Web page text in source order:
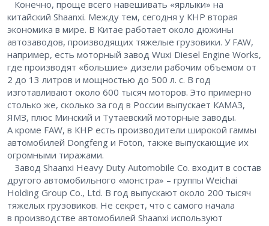
Конечно, проще всего навешивать «ярлыки» на
китайский Shaanxi. Между тем, сегодня у КНР вторая
экономика в мире. В Китае работает около дюжины
автозаводов, производящих тяжелые грузовики. У FAW,
например, есть моторный завод Wuxi Diesel Engine Works,
где производят «большие» дизели рабочим объемом от
2 до 13 литров и мощностью до 500 л. с. В год
изготавливают около 600 тысяч моторов. Это примерно
столько же, сколько за год в России выпускает КАМАЗ,
ЯМЗ, плюс Минский и Тутаевский моторные заводы.
А кроме FAW, в КНР есть производители широкой гаммы
автомобилей Dongfeng и Foton, также выпускающие их
огромными тиражами.
Завод Shaanxi Heavy Duty Automobile Co. входит в состав
другого автомобильного «монстра» – группы Weichai
Holding Group Co., Ltd. В год выпускают около 200 тысяч
тяжелых грузовиков. Не секрет, что с самого начала
в производстве автомобилей Shaanxi используют